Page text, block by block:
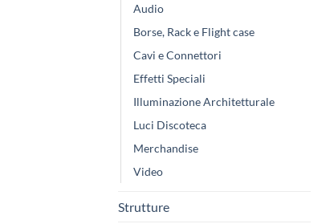
Audio
Borse, Rack e Flight case
Cavi e Connettori
Effetti Speciali
Illuminazione Architetturale
Luci Discoteca
Merchandise
Video
Strutture